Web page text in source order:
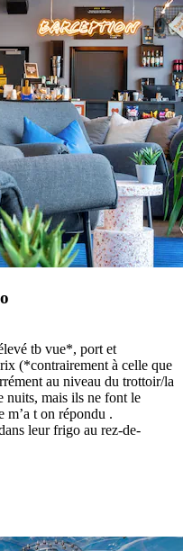
tb vue*, port et
(*contrairement à celle que
au niveau du trottoir/la
nuits, mais ils ne font le
m’a t on répondu .
leur frigo au rez-de-